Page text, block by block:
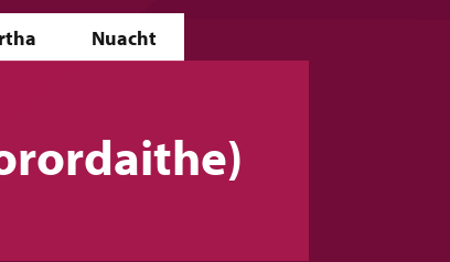
Nuacht